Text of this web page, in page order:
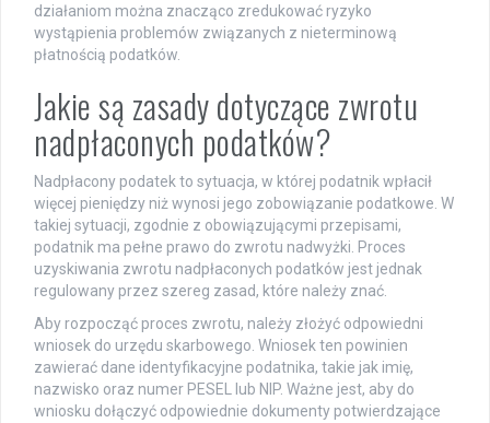
działaniom można znacząco zredukować ryzyko
wystąpienia problemów związanych z nieterminową
płatnością podatków.
Jakie są zasady dotyczące zwrotu
nadpłaconych podatków?
Nadpłacony podatek to sytuacja, w której podatnik wpłacił
więcej pieniędzy niż wynosi jego zobowiązanie podatkowe. W
takiej sytuacji, zgodnie z obowiązującymi przepisami,
podatnik ma pełne prawo do zwrotu nadwyżki. Proces
uzyskiwania zwrotu nadpłaconych podatków jest jednak
regulowany przez szereg zasad, które należy znać.
Aby rozpocząć proces zwrotu, należy złożyć odpowiedni
wniosek do urzędu skarbowego. Wniosek ten powinien
zawierać dane identyfikacyjne podatnika, takie jak imię,
nazwisko oraz numer PESEL lub NIP. Ważne jest, aby do
wniosku dołączyć odpowiednie dokumenty potwierdzające